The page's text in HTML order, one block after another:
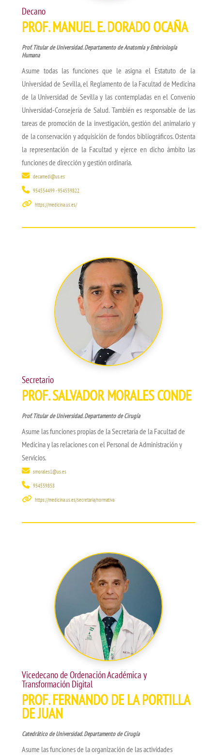
Decano
PROF. MANUEL E. DORADO OCAÑA
Prof. Titular de Universidad. Departamento de Anatomía y Embriología
Humana
Asume todas las funciones que le asigna el Estatuto de la
Universidad de Sevilla, el Reglamento de la Facultad de Medicina
de la Universidad de Sevilla y las contempladas en el Convenio
Universidad-Consejería de Salud. También es responsable de las
tareas de promoción de la investigación, gestión del animalario y
de la conservación y adquisición de fondos bibliográficos. Ostenta
la representación de la Facultad y ejerce en dicho ámbito las
funciones de dirección y gestión ordinaria.
decamedi@us.es
954554499 - 954559822
https://medicina.us.es/
Secretario
PROF. SALVADOR MORALES CONDE
Prof. Titular de Universidad. Departamento de Cirugía
Asume las funciones propias de la Secretaría de la Facultad de
Medicina y las relaciones con el Personal de Administración y
Servicios.
smorales1@us.es
954559858
https://medicina.us.es/secretaria/normativa
Vicedecano de Ordenación Académica y
Transformación Digital
PROF. FERNANDO DE LA PORTILLA
DE JUAN
Catedrático de Universidad. Departamento de Cirugía
Asume las funciones de la organización de las actividades